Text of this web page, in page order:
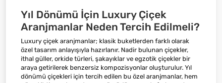
Yıl Dönümü İçin Luxury Çiçek
Aranjmanlar Neden Tercih Edilmeli?
Luxury çiçek aranjmanlar; klasik buketlerden farklı olarak
özel tasarım anlayışıyla hazırlanır. Nadir bulunan çiçekler,
ithal güller, orkide türleri, şakayıklar ve egzotik çiçekler bir
araya getirilerek benzersiz kompozisyonlar oluşturulur. Yıl
dönümü çiçekleri için tercih edilen bu özel aranjmanlar, hem